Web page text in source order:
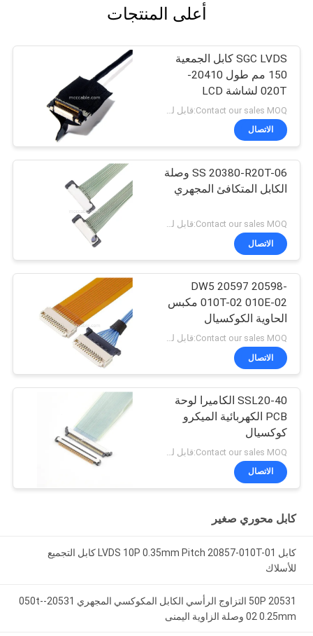
أعلى المنتجات
SGC LVDS كابل الجمعية
150 مم طول 20410-
020T لشاشة LCD
الاتصال
SS 20380-R20T-06 وصلة
الكابل المتكافئ المجهري
Contact our sales MOQ:قابل للتفاوض
الاتصال
DW5 20597 20598-
010T-02 010E-02 مكبس
الحاوية الكوكسيال
المجهري
Contact our sales MOQ:قابل للتفاوض
الاتصال
SSL20-40 الكاميرا لوحة
PCB الكهربائية الميكرو
كوكسيال
الاتصال
كابل محوري صغير
كابل LVDS 10P 0.35mm Pitch 20857-010T-01 كابل التجميع
للأسلاك
20531 50P التزاوج الرأسي الكابل المكوكسي المجهري 20531-050t-
02 0.25mm وصلة الزاوية اليمنى